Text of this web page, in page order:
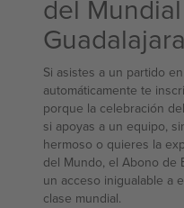
del
Guadalajara
Si asistes a un partido
automáticamente te
porque la celebración
si apoyas a un equipo,
hermoso o quieres la
del Mundo, el Abono de
un acceso inigualable a
clase mundial.